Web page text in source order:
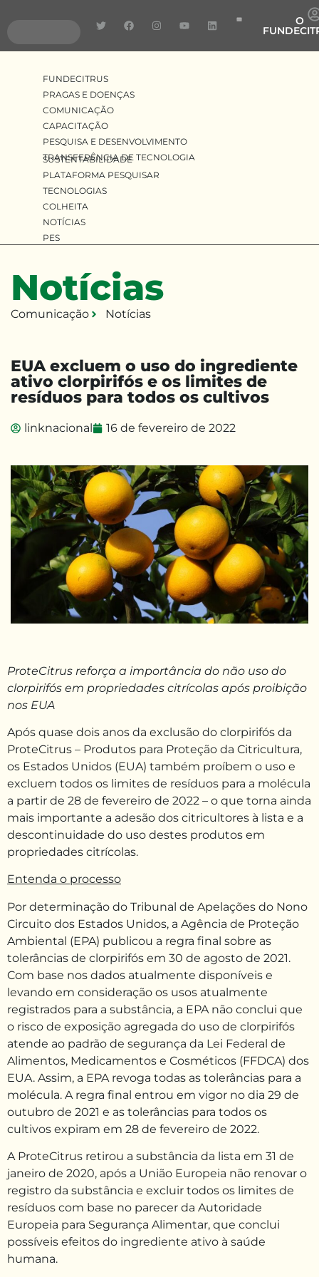
O
SUSTENTABILIDADE
PLATAFORMA PESQUISAR
TECNOLOGIAS
COLHEITA
NOTÍCIAS
PES
FUNDECITRUS
PRAGAS E DOENÇAS
COMUNICAÇÃO
CAPACITAÇÃO
PESQUISA E DESENVOLVIMENTO
TRANSFERÊNCIA DE TECNOLOGIA
Notícias
Comunicação Notícias
linknacional 16 de fevereiro de 2022
EUA excluem o uso do ingrediente
ativo clorpirifós e os limites de
resíduos para todos os cultivos
ProteCitrus reforça a importância do não uso do
clorpirifós em propriedades citrícolas após proibição
nos EUA
Após quase dois anos da exclusão do clorpirifós da
ProteCitrus – Produtos para Proteção da Citricultura,
os Estados Unidos (EUA) também proíbem o uso e
excluem todos os limites de resíduos para a molécula
a partir de 28 de fevereiro de 2022 – o que torna ainda
mais importante a adesão dos citricultores à lista e a
descontinuidade do uso destes produtos em
propriedades citrícolas.
Entenda o processo
Por determinação do Tribunal de Apelações do Nono
Circuito dos Estados Unidos, a Agência de Proteção
Ambiental (EPA) publicou a regra final sobre as
tolerâncias de clorpirifós em 30 de agosto de 2021.
Com base nos dados atualmente disponíveis e
levando em consideração os usos atualmente
registrados para a substância, a EPA não conclui que
o risco de exposição agregada do uso de clorpirifós
atende ao padrão de segurança da Lei Federal de
Alimentos, Medicamentos e Cosméticos (FFDCA) dos
EUA. Assim, a EPA revoga todas as tolerâncias para a
molécula. A regra final entrou em vigor no dia 29 de
outubro de 2021 e as tolerâncias para todos os
cultivos expiram em 28 de fevereiro de 2022.
A ProteCitrus retirou a substância da lista em 31 de
janeiro de 2020, após a União Europeia não renovar o
registro da substância e excluir todos os limites de
resíduos com base no parecer da Autoridade
Europeia para Segurança Alimentar, que conclui
possíveis efeitos do ingrediente ativo à saúde
humana.